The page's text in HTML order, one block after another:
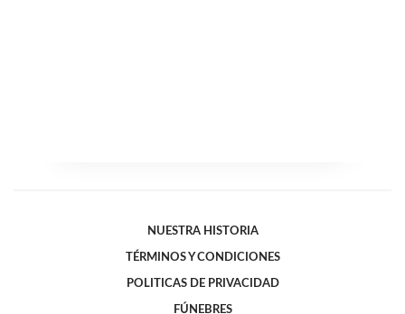
NUESTRA HISTORIA
TÉRMINOS Y CONDICIONES
POLITICAS DE PRIVACIDAD
FÚNEBRES